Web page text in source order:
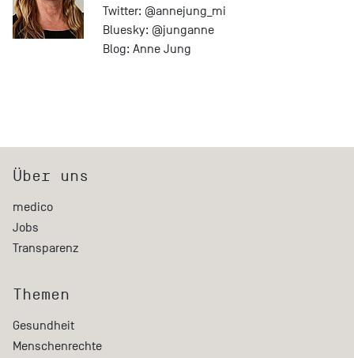
Twitter: @annejung_mi
Bluesky: @junganne
Blog: Anne Jung
Über uns
medico
Jobs
Transparenz
Themen
Gesundheit
Menschenrechte